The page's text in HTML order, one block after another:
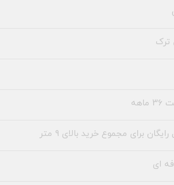
رایگان برای مجموع خرید بالای 9 متر
ای